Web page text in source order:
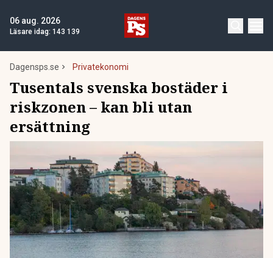
06 aug. 2026
Läsare idag: 143 139
Dagensps.se Privatekonomi
Tusentals svenska bostäder i
riskzonen – kan bli utan
ersättning